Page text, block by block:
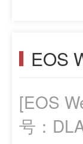
EOS
[EOS
号：